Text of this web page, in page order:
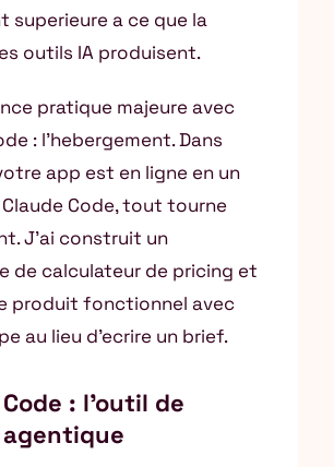
superieure a ce que la
outils IA produisent.
pratique majeure avec
: l’hebergement. Dans
app est en ligne en un
Claude Code, tout tourne
J’ai construit un
de calculateur de pricing et
produit fonctionnel avec
au lieu d’ecrire un brief.
: l’outil de